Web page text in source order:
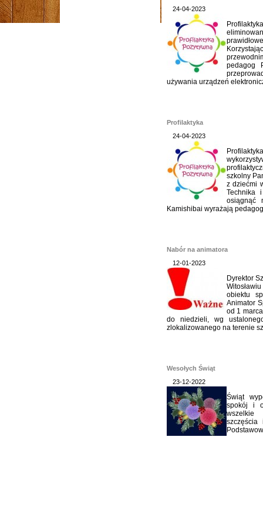
24-04-2023
pedagog
używania urządzeń
Profilaktyka
24-04-2023
szkolny
z dziećmi
Technika
osiągnąć
Kamishibai wyrażają
Nabór na animatora
12-01-2023
Dyrektor
obiektu
Animator
od 1
do niedzieli, wg
zlokalizowanego na terenie
Wesołych Świąt
23-12-2022
Świąt
spokój i
wszelkie
szczęścia